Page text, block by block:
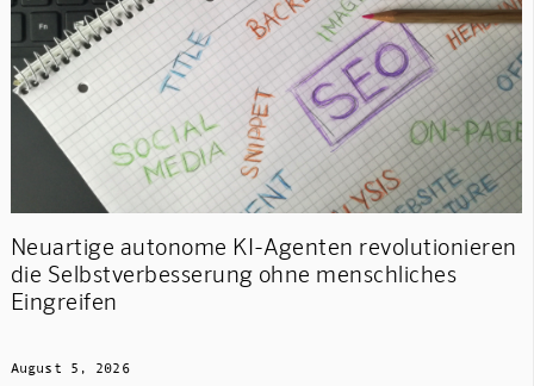
Neuartige autonome KI-Agenten revolutionieren
die Selbstverbesserung ohne menschliches
Eingreifen
August 5, 2026